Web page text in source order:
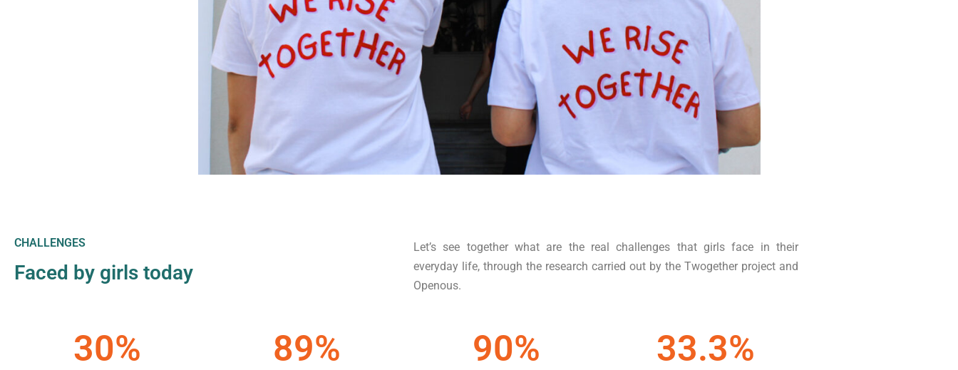
CHALLENGES
Faced by girls today
Let’s see together what are the real challenges that girls face in their
everyday life, through the research carried out by the Twogether project and
Openous.
30% 89% 90% 33.3%